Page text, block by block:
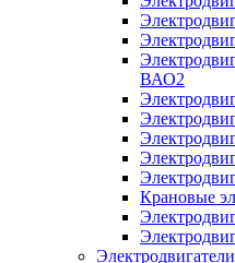
ВАО2
Крановые